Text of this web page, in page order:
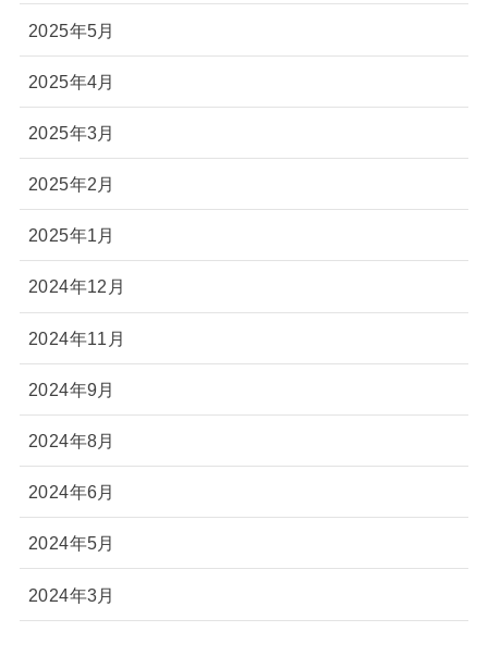
2025年5月
2025年4月
2025年3月
2025年2月
2025年1月
2024年12月
2024年11月
2024年9月
2024年8月
2024年6月
2024年5月
2024年3月